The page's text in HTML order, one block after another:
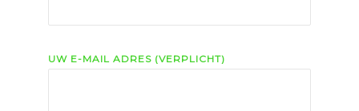
UW E-MAIL ADRES (VERPLICHT)